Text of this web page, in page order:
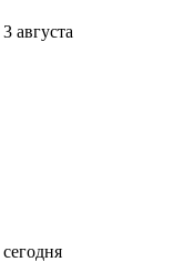
3 августа
сегодня